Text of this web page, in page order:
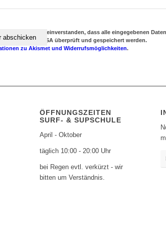
mich damit einverstanden, dass alle eingegebenen
Akismetin den USA überprüft und gespeichert werden.
zu Akismet und Widerrufsmöglichkeiten.
ÖFFNUNGSZEITEN
SURF- & SUPSCHULE
April - Oktober
täglich 10:00 - 20:00 Uhr
bei Regen evtl. verkürzt - wir
bitten um Verständnis.